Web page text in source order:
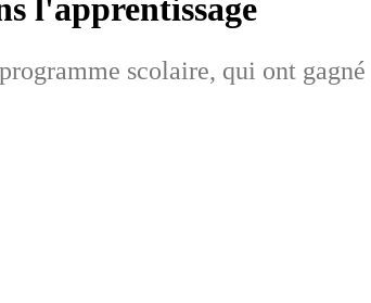
l'apprentissage
scolaire, qui ont